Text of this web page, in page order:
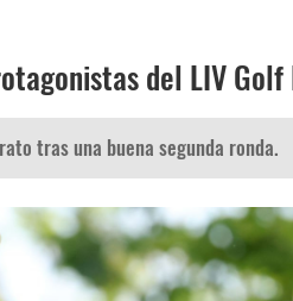
del LIV Golf
tras una buena segunda ronda.